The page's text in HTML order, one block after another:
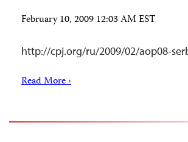
February 10, 2009 12:03 AM EST
http://cpj.org/ru/2009/02/aop08-
Read More ›